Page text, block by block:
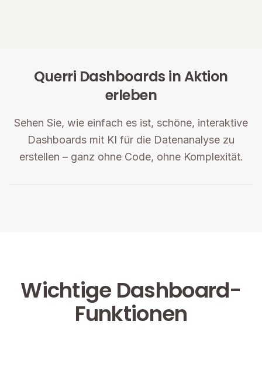
Querri Dashboards in Aktion
erleben
Sehen Sie, wie einfach es ist, schöne, interaktive
Dashboards mit KI für die Datenanalyse zu
erstellen – ganz ohne Code, ohne Komplexität.
Wichtige Dashboard-
Funktionen